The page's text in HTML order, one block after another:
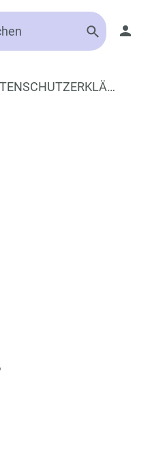
DATENSCHUTZERKLÄRUNG